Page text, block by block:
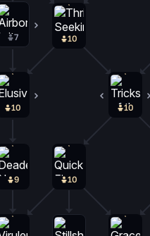
10
10
10
10
9
7